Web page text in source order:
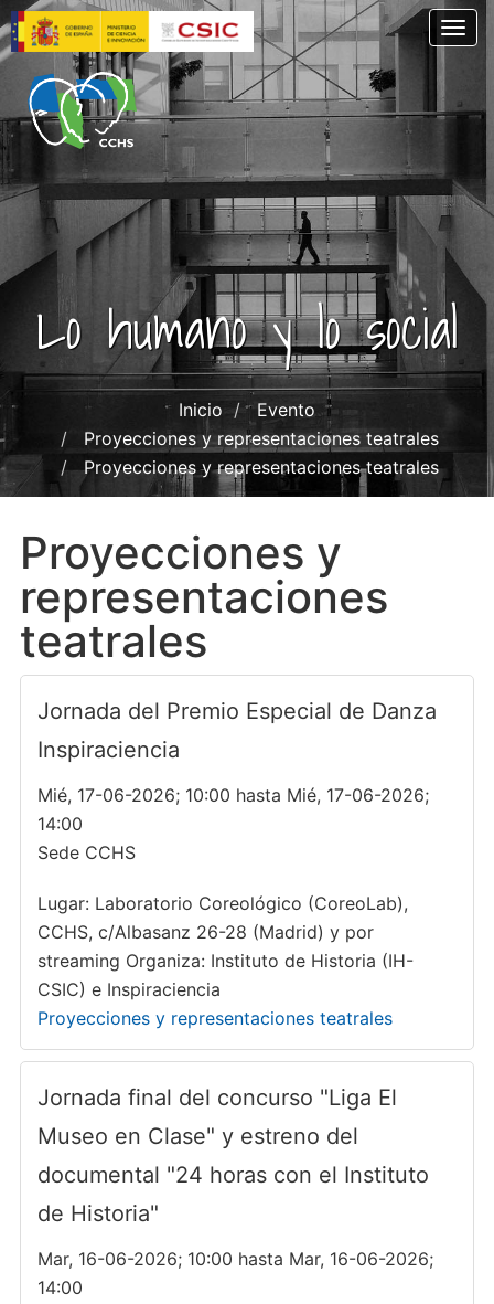
Pasar
al
contenido
principal
Lo humano y lo social
Inicio
Evento
Proyecciones y representaciones teatrales
Proyecciones y representaciones teatrales
Proyecciones y
representaciones
teatrales
Jornada del Premio Especial de Danza
Inspiraciencia
Mié, 17-06-2026; 10:00 hasta Mié, 17-06-2026;
14:00
Sede CCHS
Lugar: Laboratorio Coreológico (CoreoLab),
CCHS, c/Albasanz 26-28 (Madrid) y por
streaming Organiza: Instituto de Historia (IH-
CSIC) e Inspiraciencia
Proyecciones y representaciones teatrales
Jornada final del concurso "Liga El
Museo en Clase" y estreno del
documental "24 horas con el Instituto
de Historia"
Mar, 16-06-2026; 10:00 hasta Mar, 16-06-2026;
14:00